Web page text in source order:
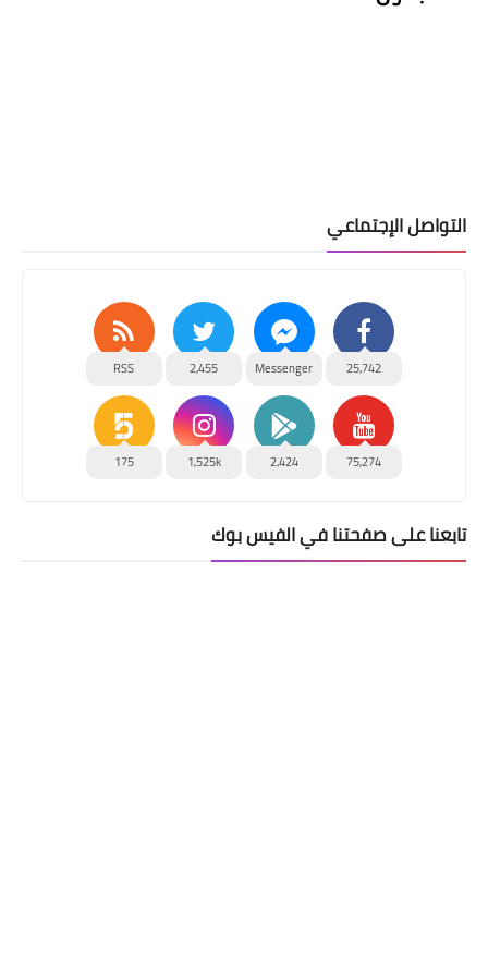
التواصل الإجتماعي
25,742
Messenger
2,455
RSS
75,274
2,424
1,525k
175
تابعنا على صفحتنا في الفيس بوك